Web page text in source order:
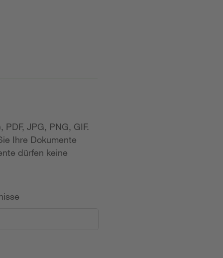
JPG, PNG, GIF.
Ihre Dokumente
dürfen keine